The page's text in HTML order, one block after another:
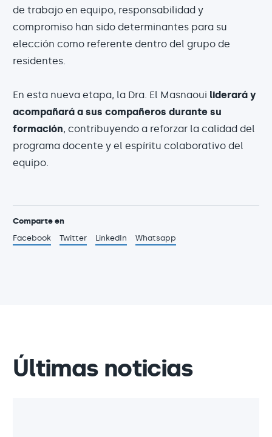
de trabajo en equipo, responsabilidad y
compromiso han sido determinantes para su
elección como referente dentro del grupo de
residentes.
En esta nueva etapa, la Dra. El Masnaoui liderará y
acompañará a sus compañeros durante su
formación, contribuyendo a reforzar la calidad del
programa docente y el espíritu colaborativo del
equipo.
Comparte en
Facebook
Twitter LinkedIn Whatsapp
Últimas noticias